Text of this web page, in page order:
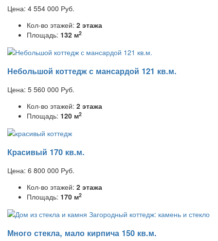
Цена: 4 554 000 Руб.
Кол-во этажей: 2 этажа
Площадь: 132 м2
Небольшой коттедж с мансардой 121 кв.м.
Цена: 5 560 000 Руб.
Кол-во этажей: 2 этажа
Площадь: 120 м2
Красивый 170 кв.м.
Цена: 6 800 000 Руб.
Кол-во этажей: 2 этажа
Площадь: 170 м2
Много стекла, мало кирпича 150 кв.м.